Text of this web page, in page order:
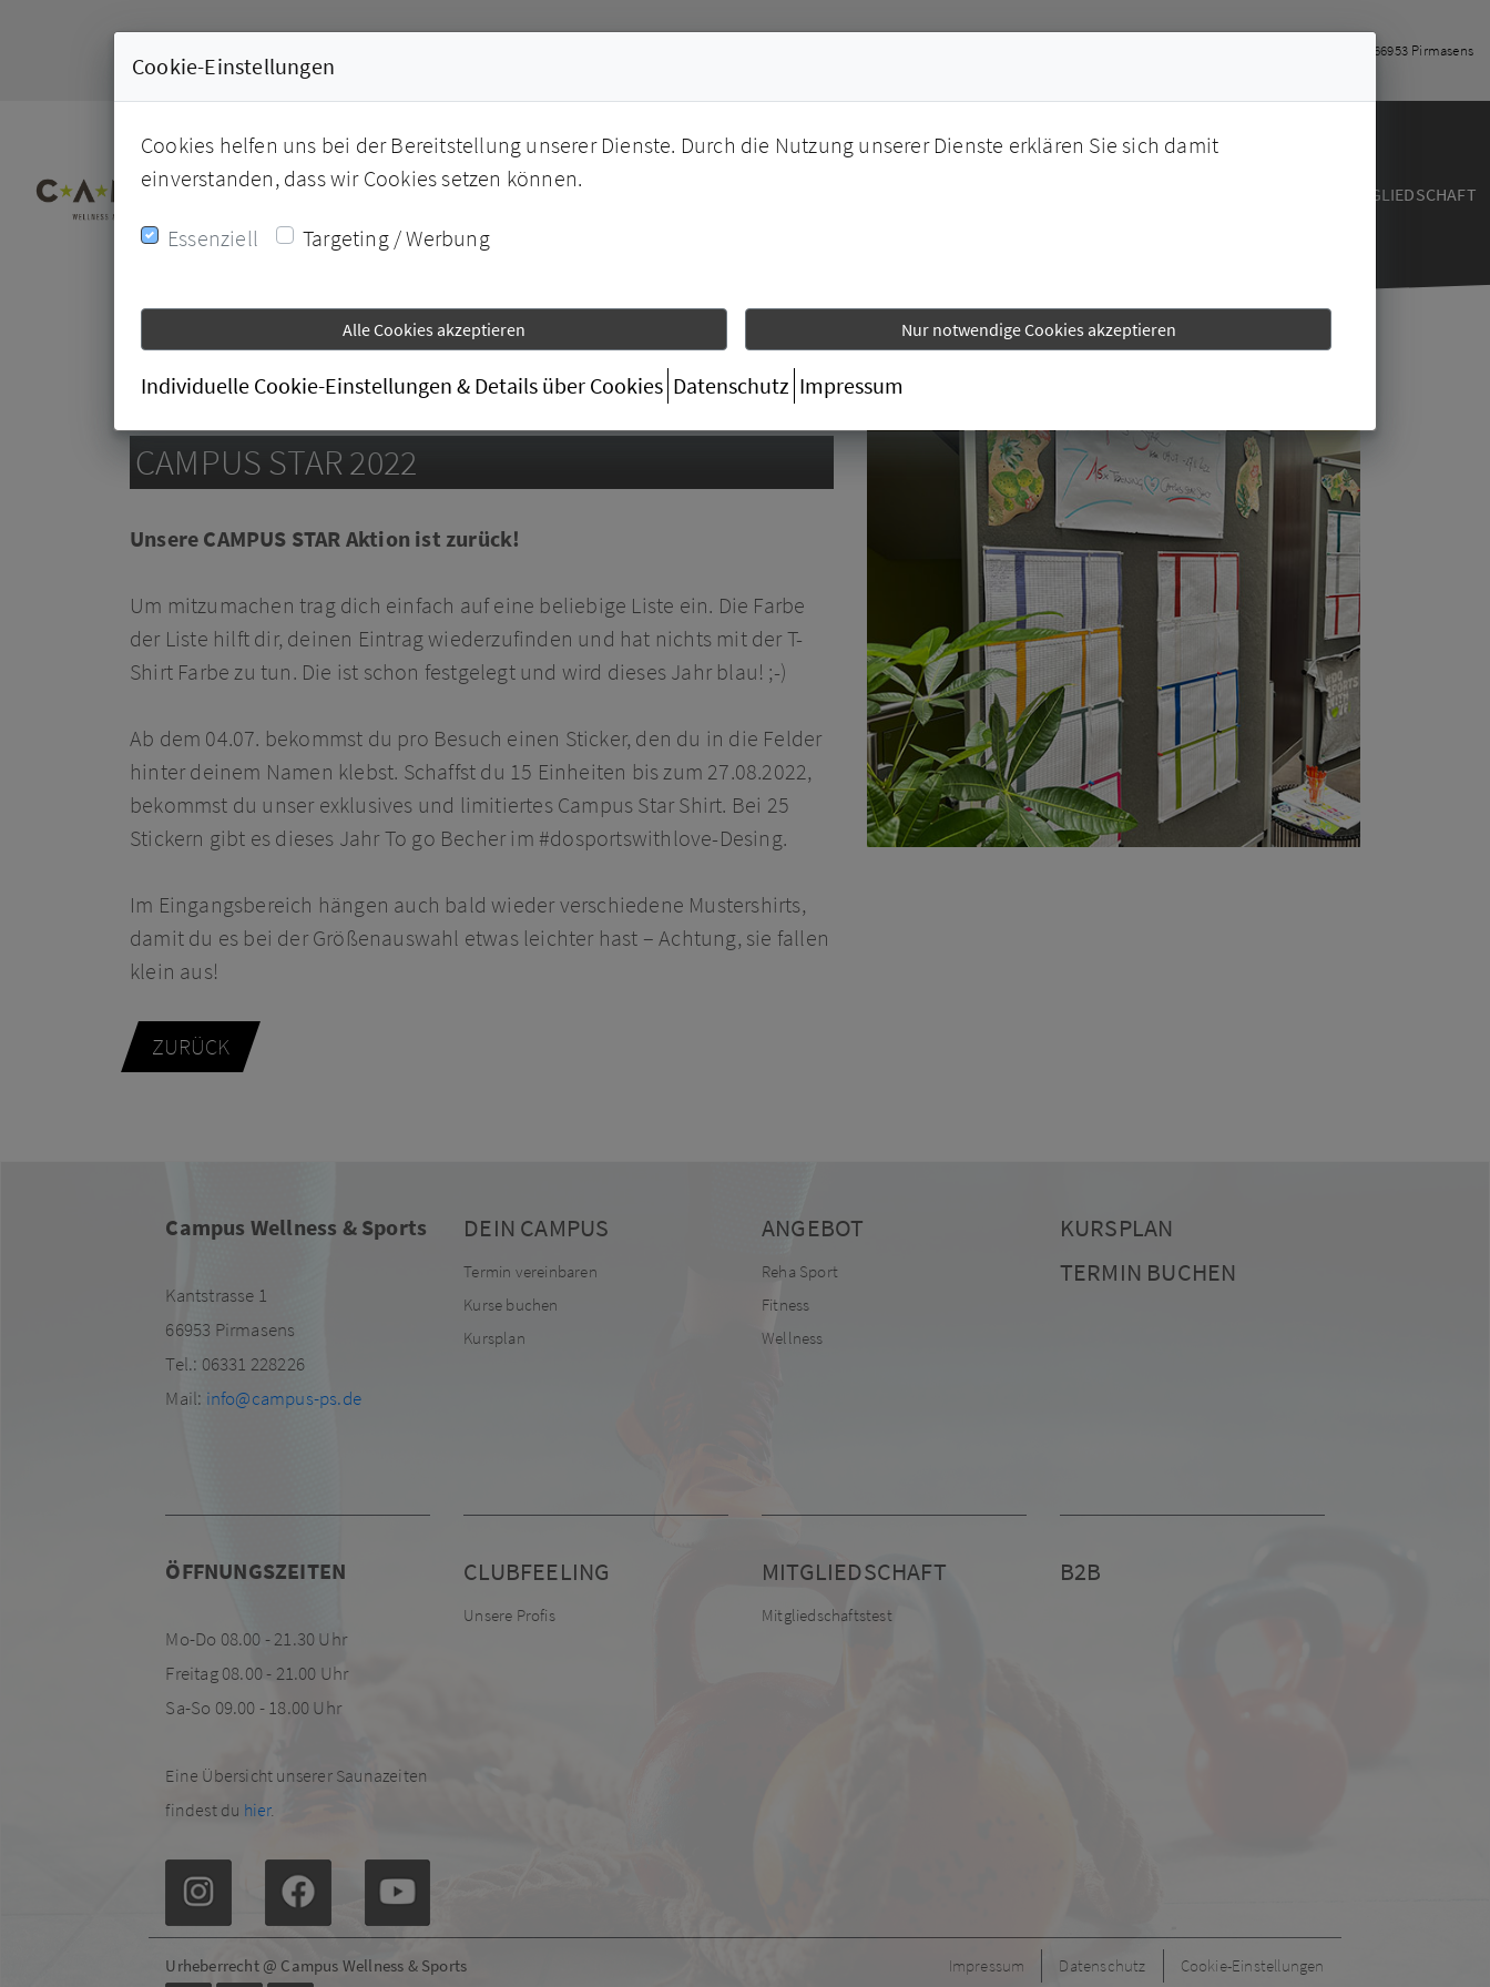
Kantstraße 1, 66953 Pirmasens
DEIN CAMPUS MITGLIEDSCHAFT
28.06.2022
CAMPUS STAR 2022
Unsere CAMPUS STAR Aktion ist zurück!
Um mitzumachen trag dich einfach auf eine beliebige Liste ein. Die Farbe
der Liste hilft dir, deinen Eintrag wiederzufinden und hat nichts mit der T-
Shirt Farbe zu tun. Die ist schon festgelegt und wird dieses Jahr blau! ;-)
Ab dem 04.07. bekommst du pro Besuch einen Sticker, den du in die Felder
hinter deinem Namen klebst. Schaffst du 15 Einheiten bis zum 27.08.2022,
bekommst du unser exklusives und limitiertes Campus Star Shirt. Bei 25
Stickern gibt es dieses Jahr To go Becher im #dosportswithlove-Desing.
Im Eingangsbereich hängen auch bald wieder verschiedene Mustershirts,
damit du es bei der Größenauswahl etwas leichter hast – Achtung, sie fallen
klein aus!
ZURÜCK
Campus Wellness & Sports
Kantstrasse 1
66953 Pirmasens
Tel.: 06331 228226
Mail: info@campus-ps.de
DEIN CAMPUS
Termin vereinbaren
Kurse buchen
Kursplan
ANGEBOT
Reha Sport
Fitness
Wellness
KURSPLAN
TERMIN BUCHEN
ÖFFNUNGSZEITEN
Mo-Do 08.00 - 21.30 Uhr
Freitag 08.00 - 21.00 Uhr
Sa-So 09.00 - 18.00 Uhr
Eine Übersicht unserer Saunazeiten
findest du hier.
CLUBFEELING
Unsere Profis
MITGLIEDSCHAFT
Mitgliedschaftstest
B2B
Urheberrecht @ Campus Wellness & Sports Impressum Datenschutz Cookie-Einstellungen
Cookie-Einstellungen
Cookies helfen uns bei der Bereitstellung unserer Dienste. Durch die Nutzung unserer Dienste erklären Sie sich damit
einverstanden, dass wir Cookies setzen können.
Essenziell Targeting / Werbung
Alle Cookies akzeptieren Nur notwendige Cookies akzeptieren
Individuelle Cookie-Einstellungen & Details über Cookies Datenschutz Impressum